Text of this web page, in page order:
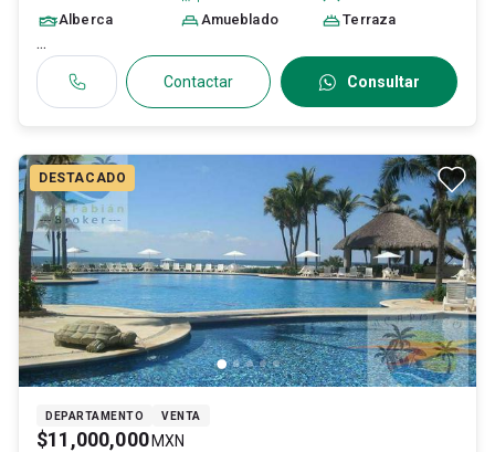
Alberca
Amueblado Terraza
...
Contactar Consultar
DESTACADO
DEPARTAMENTO VENTA
$11,000,000 MXN